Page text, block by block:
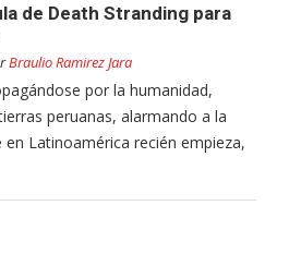
de Death Stranding para
Braulio Ramirez Jara
por la humanidad,
peruanas, alarmando a la
Latinoamérica recién empieza,